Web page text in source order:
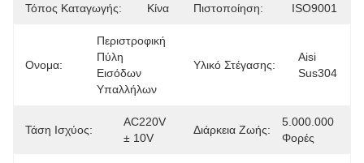
Τόπος Καταγωγής: Κίνα Πιστοποίηση: ISO9001
Ονομα:
Περιστροφική
Πύλη
Εισόδων
Υπαλλήλων
Υλικό Στέγασης:
Aisi
Sus304
Τάση Ισχύος:
AC220V
± 10V
Διάρκεια Ζωής:
5.000.000
Φορές